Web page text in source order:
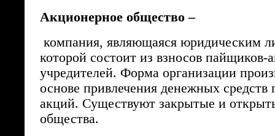
Акционерное общество –
компания, являющаяся юридическим
которой состоит из взносов пайщиков-
учредителей. Форма организации
основе привлечения денежных средств
акций. Существуют закрытые и
общества.